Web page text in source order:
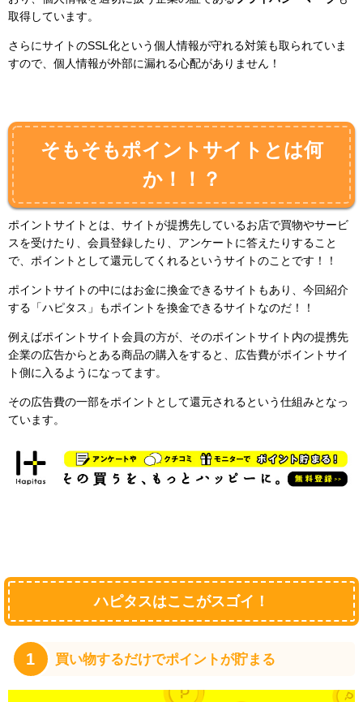
取得しています。
さらにサイトのSSL化という個人情報が守れる対策も取られていま
すので、個人情報が外部に漏れる心配がありません！
そもそもポイントサイトとは何
か！！？
ポイントサイトとは、サイトが提携先しているお店で買物やサービ
スを受けたり、会員登録したり、アンケートに答えたりすること
で、ポイントとして還元してくれるというサイトのことです！！
ポイントサイトの中にはお金に換金できるサイトもあり、今回紹介
する「ハピタス」もポイントを換金できるサイトなのだ！！
例えばポイントサイト会員の方が、そのポイントサイト内の提携先
企業の広告からとある商品の購入をすると、広告費がポイントサイ
ト側に入るようになってます。
その広告費の一部をポイントとして還元されるという仕組みとなっ
ています。
ハピタスはここがスゴイ！
1 買い物するだけでポイントが貯まる